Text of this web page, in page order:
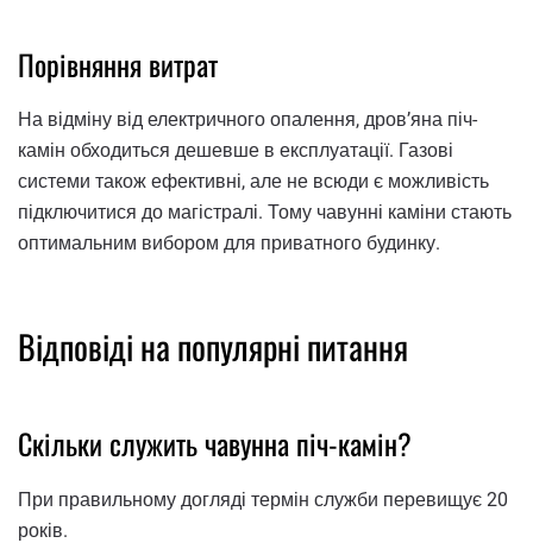
Порівняння витрат
На відміну від електричного опалення, дров’яна піч-
камін обходиться дешевше в експлуатації. Газові
системи також ефективні, але не всюди є можливість
підключитися до магістралі. Тому чавунні каміни стають
оптимальним вибором для приватного будинку.
Відповіді на популярні питання
Скільки служить чавунна піч-камін?
При правильному догляді термін служби перевищує 20
років.